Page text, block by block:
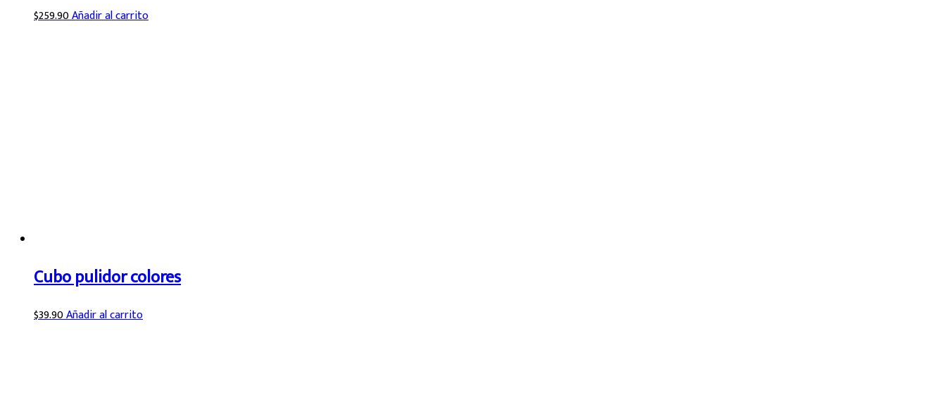
$259.90Añadir al carrito
Cubo pulidor colores
$39.90Añadir al carrito